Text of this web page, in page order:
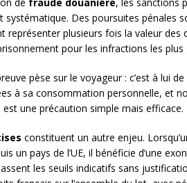
systématique. Des poursuites pénales
représenter plusieurs fois la valeur des
pour les infractions les plus
pèse sur le voyageur : c’est à lui
à sa consommation personnelle, et
est une précaution simple mais efficace.
constituent un autre enjeu.
un pays de l’UE, il bénéficie d’une
les seuils indicatifs sans